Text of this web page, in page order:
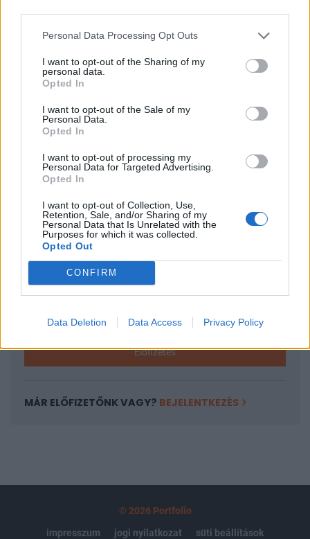
Personal Data Processing Opt Outs
I want to opt-out of the Sharing of my
personal data.
Opted In
I want to opt-out of the Sale of my
Personal Data.
Opted In
I want to opt-out of processing my
Personal Data for Targeted Advertising.
Opted In
I want to opt-out of Collection, Use,
Retention, Sale, and/or Sharing of my
Personal Data that Is Unrelated with the
Purposes for which it was collected.
Opted Out
CONFIRM
Data Deletion Data Access Privacy Policy
Lendületben a hazai vállalkozások 2026A magyar
átalakuláson megy keresztül, ismét az alkalmazkodás
kényszere elé állítva a hazai gazdasági ökoszisztémát. Erre
gyakorlati útmutatást adjon a magyar vállalkozásoknak az
előttük álló gazdasági és működési kihívások...
KEDVES OLVASÓNK!
A keresett cikk a portfolio.hu hírarchívumához
tartozik, melynek olvasása előfizetéses
regisztrációhoz kötött.
Az előfizetés a következőket tartalmazza:
Portfolio.hu teljes cikkarchívum
Kötéslisták: BÉT elmúlt 2 év napon belüli
kötéslistái
Előfizetés
MÁR ELŐFIZETŐNK VAGY? BEJELENTKEZÉS
© 2026 Portfolio
impresszum
jogi nyilatkozat süti beállítások